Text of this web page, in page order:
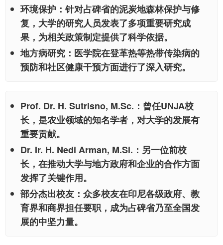
环境保护：针对占碑省的泥炭地森林保护与修
复，大学的研究人员发表了多项重要研究成
果，为相关政策制定提供了科学依据。
地方病研究： 医学院在登革热等热带传染病的
预防和社区健康干预方面进行了深入研究。
Prof. Dr. H. Sutrisno, M.Sc.： 曾任UNJA校
长，是农业领域的知名学者，对大学的发展有
重要贡献。
Dr. Ir. H. Nedi Arman, M.Si.： 另一位前校
长，在推动大学与地方政府和企业的合作方面
发挥了关键作用。
部分杰出校友： 众多校友在印尼各级政府、教
育界和商界担任要职，成为占碑省乃至全国发
展的中坚力量。